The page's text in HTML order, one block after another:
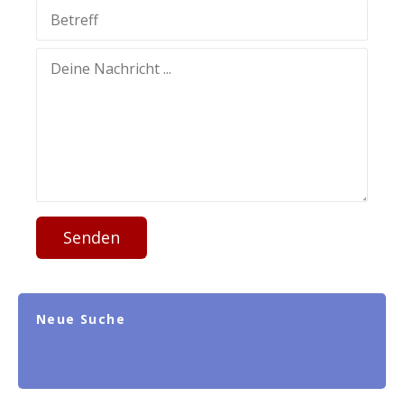
Senden
Neue Suche